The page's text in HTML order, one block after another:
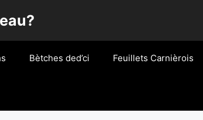
Bètches ded’ci Feuillets Carnièrois